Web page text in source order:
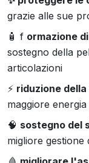
grazie alle sue
🧴 f ormazione
sostegno della
articolazioni
⚡ riduzione
maggiore
🧠 sostegno del
migliore gestione